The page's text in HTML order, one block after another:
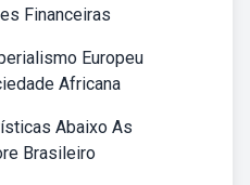
Financeiras
Europeu
Africana
Abaixo As
Brasileiro